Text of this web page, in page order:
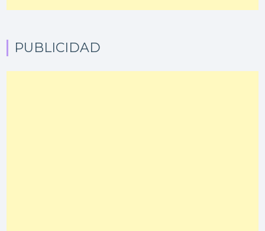
PUBLICIDAD